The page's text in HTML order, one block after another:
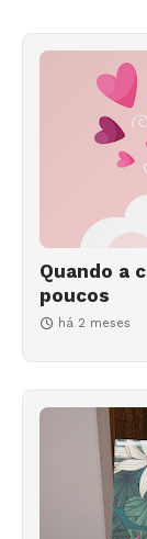
Quando a
poucos
há 2 meses